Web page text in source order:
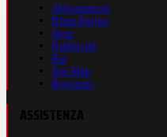
Abbonamenti
Prima Pagina
Store
Pubblicità
Rss
Site Map
Registrati